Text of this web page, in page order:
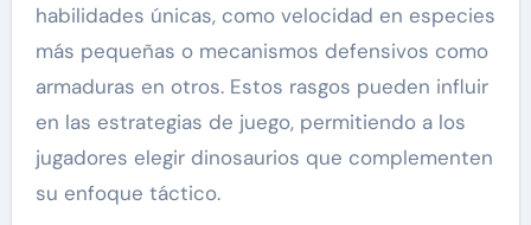
habilidades únicas, como velocidad en especies
más pequeñas o mecanismos defensivos como
armaduras en otros. Estos rasgos pueden influir
en las estrategias de juego, permitiendo a los
jugadores elegir dinosaurios que complementen
su enfoque táctico.